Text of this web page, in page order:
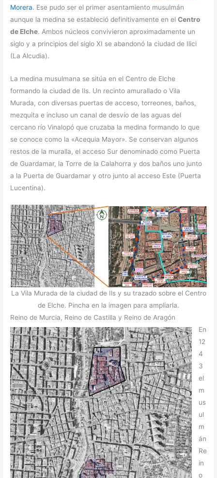
Morera. Ese pudo ser el primer asentamiento musulmán
aunque la medina se estableció definitivamente en elCentro
de Elche. Ambos núcleos convivieron aproximadamente un
siglo y a principios del siglo XI se abandonó la ciudad de Ilici
(La Alcudia).
La medina musulmana se sitúa en el Centro de Elche
formando la ciudad de Ils. Un recinto amurallado o Vila
Murada, con diversas puertas de acceso, torreones, baños,
mezquita e incluso un canal de desvío de las aguas del
cercano río Vinalopó que cruzaba la medina formando lo que
se conoce como la «Acequia Mayor». Se conservan algunos
restos de la muralla, el acceso Sur denominado como Puerta
de Guardamar, la Torre de la Calahorra y dos baños uno junto
a la Puerta de Guardamar y otro junto al acceso Este (Puerta
Lucentina).
La Vila Murada de la ciudad de Ils y su trazado sobre el Centro
de Elche. Pincha en la imagen para ampliarla.
Reino de Murcia, Reino de Castilla y Reino de Aragón
En
12
4
3
el
m
us
ul
m
án
Re
in
o